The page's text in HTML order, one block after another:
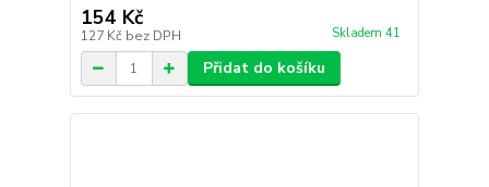
154 Kč
127 Kč bez DPH Skladem 41
Přidat do košíku